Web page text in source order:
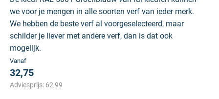
we voor je mengen in alle soorten verf van ieder merk.
We hebben de beste verf al voorgeselecteerd, maar
schilder je liever met andere verf, dan is dat ook
mogelijk.
Vanaf
32,75
Adviesprijs: 62,99